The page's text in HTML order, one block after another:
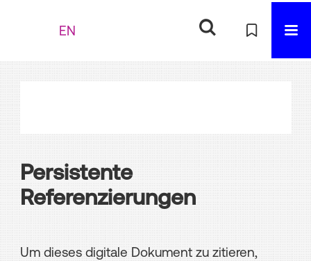
EN
Persistente
Referenzierungen
Um dieses digitale Dokument zu zitieren,